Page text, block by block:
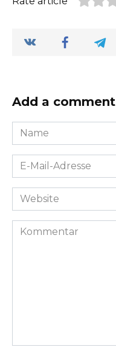
Add a comment
Name
*
E-
Mail-
Adresse
Website
Kommentar